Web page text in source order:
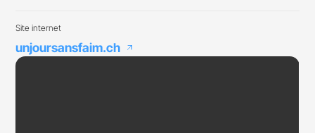
Site internet
unjoursansfaim.ch arrow_outward